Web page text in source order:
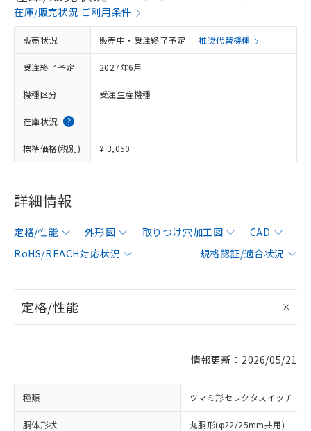
在庫/販売状況 ご利用条件
販売状況 販売中・受注終了予定 推奨代替機種
受注終了予定 2027年6月
機種区分 受注生産機種
在庫状況
標準価格(税別) ¥ 3,050
詳細情報
定格/性能 外形図 取りつけ穴加工図
CAD
RoHS/REACH対応状況
規格認証/適合状況
定格/性能
情報更新：2026/05/21
種類 ツマミ形セレクタスイッチ
胴体形状 丸胴形(φ22/25mm共用)